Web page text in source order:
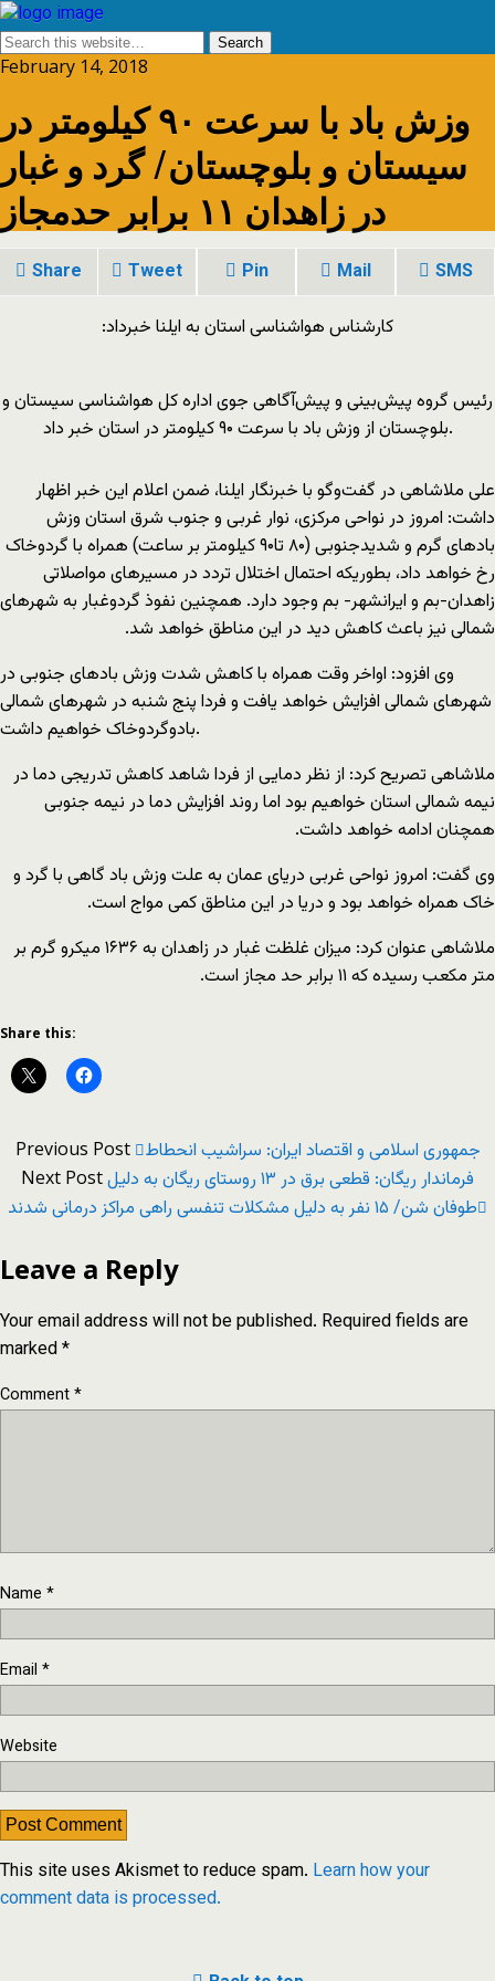
February 14, 2018
وزش باد با سرعت ۹۰ کیلومتر در
سیستان و بلوچستان/ گرد و غبار
در زاهدان ۱۱ برابر حدمجاز
Share Tweet Pin Mail
SMS
کارشناس هواشناسی استان به ایلنا خبرداد:
رئیس گروه پیش‌بینی و پیش‌آگاهی جوی اداره کل هواشناسی سیستان و
بلوچستان از وزش باد با سرعت ۹۰ کیلومتر در استان خبر داد.
علی ملاشاهی در گفت‌وگو با خبرنگار ایلنا، ضمن اعلام این خبر اظهار
داشت: امروز در نواحی مرکزی، نوار غربی و جنوب شرق استان وزش
بادهای گرم و شدیدجنوبی (۸۰ تا۹۰ کیلومتر بر ساعت) همراه با گردوخاک
رخ خواهد داد، بطوریکه احتمال اختلال تردد در مسیرهای مواصلاتی
زاهدان-بم و ایرانشهر- بم وجود دارد. همچنین نفوذ گردوغبار به شهرهای
شمالی نیز باعث کاهش دید در این مناطق خواهد شد.
وی افزود: اواخر وقت همراه با کاهش شدت وزش بادهای جنوبی در
شهرهای شمالی افزایش خواهد یافت و فردا پنج شنبه در شهرهای شمالی
بادوگردوخاک خواهیم داشت.
ملاشاهی تصریح کرد: از نظر دمایی از فردا شاهد کاهش تدریجی دما در
نیمه شمالی استان خواهیم بود اما روند افزایش دما در نیمه جنوبی
همچنان ادامه خواهد داشت.
وی گفت: امروز نواحی غربی دریای عمان به علت وزش باد گاهی با گرد و
خاک همراه خواهد بود و دریا در این مناطق کمی مواج است.
ملاشاهی عنوان کرد: میزان غلظت غبار در زاهدان به ۱۶۳۶ میکرو گرم بر
متر مکعب رسیده که ۱۱ برابر حد مجاز است.
Share this:
Previous Post جمهوری اسلامی و اقتصاد ایران: سراشیب انحطاط
Next Postفرماندار ریگان: قطعی برق در ۱۳ روستای ریگان به دلیل
طوفان شن/ ۱۵ نفر به دلیل مشکلات تنفسی راهی مراکز درمانی شدند
Leave a Reply
Your email address will not be published. Required fields are
marked*
Comment*
Name *
Email *
Website
This site uses Akismet to reduce spam. Learn how your
comment data is processed.